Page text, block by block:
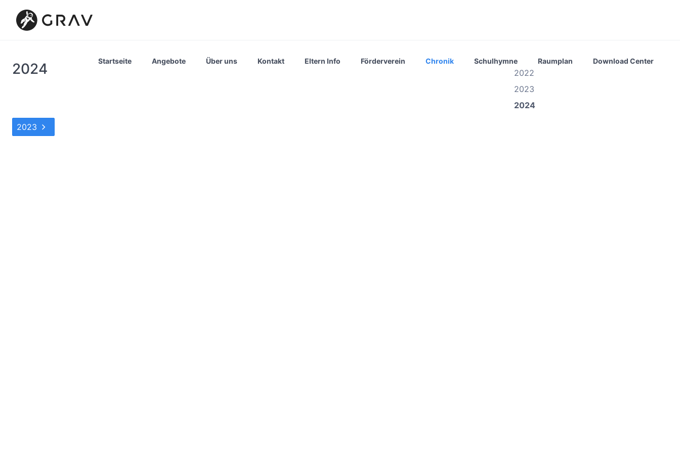
Startseite Angebote Über uns Kontakt Eltern Info Förderverein Chronik Schulhymne Raumplan Download Center
2024
2023
2022
2023
2024